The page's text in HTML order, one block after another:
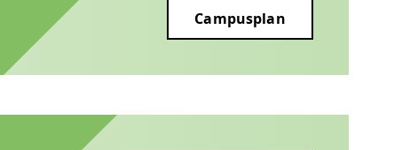
Campusplan